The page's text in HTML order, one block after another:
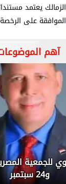
الزمالك يعتمد
الموافقة على
آهم
و24 سبتمبر